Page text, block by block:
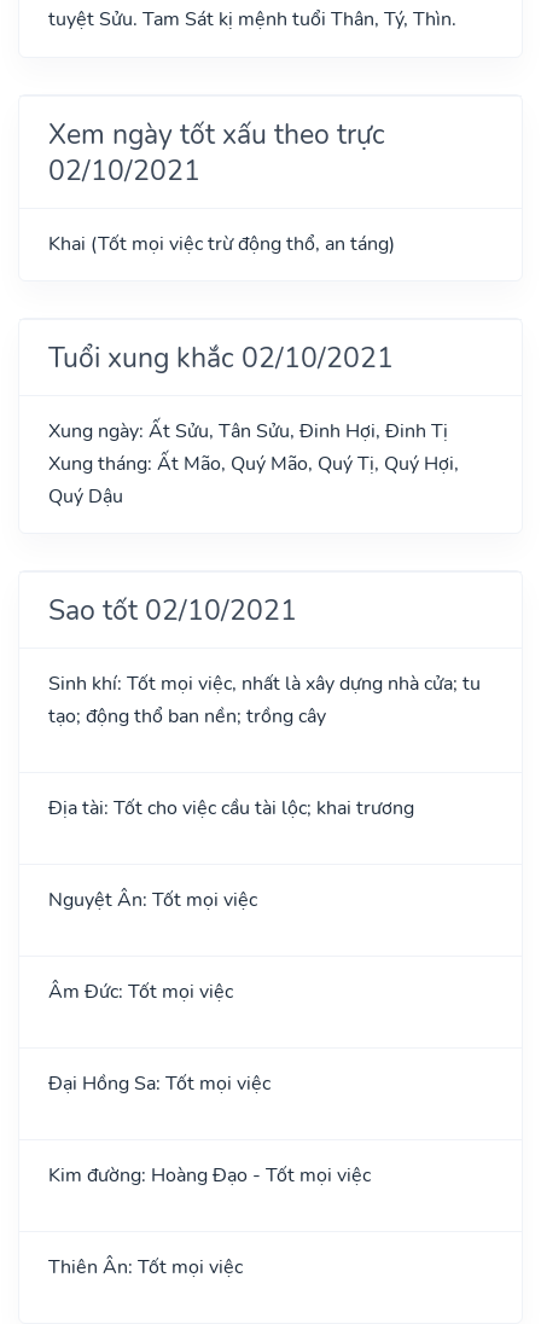
tuyệt Sửu. Tam Sát kị mệnh tuổi Thân, Tý, Thìn.
Xem ngày tốt xấu theo trực
02/10/2021
Khai (Tốt mọi việc trừ động thổ, an táng)
Tuổi xung khắc 02/10/2021
Xung ngày: Ất Sửu, Tân Sửu, Đinh Hợi, Đinh Tị
Xung tháng: Ất Mão, Quý Mão, Quý Tị, Quý Hợi,
Quý Dậu
Sao tốt 02/10/2021
Sinh khí: Tốt mọi việc, nhất là xây dựng nhà cửa; tu
tạo; động thổ ban nền; trồng cây
Địa tài: Tốt cho việc cầu tài lộc; khai trương
Nguyệt Ân: Tốt mọi việc
Âm Đức: Tốt mọi việc
Đại Hồng Sa: Tốt mọi việc
Kim đường: Hoàng Đạo - Tốt mọi việc
Thiên Ân: Tốt mọi việc